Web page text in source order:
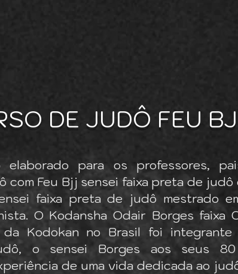
DE JUDÔ FEU
para os professores,
com Feu Bjj sensei faixa preta de
faixa preta de judô mestrado
O Kodansha Odair Borges faixa
Kodokan no Brasil foi integrante
o sensei Borges aos seus
de uma vida dedicada ao